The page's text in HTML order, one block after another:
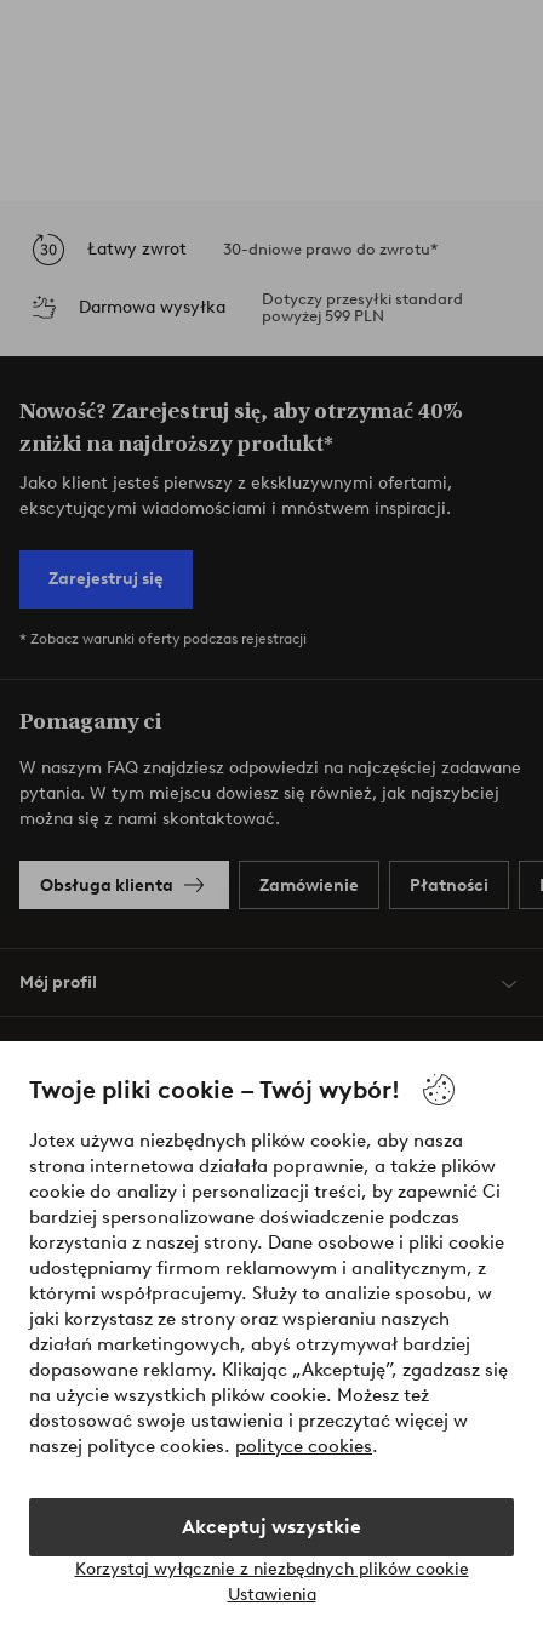
Twoje pliki cookie – Twój wybór!
Jotex używa niezbędnych plików cookie, aby nasza
strona internetowa działała poprawnie, a także plików
cookie do analizy i personalizacji treści, by zapewnić Ci
bardziej spersonalizowane doświadczenie podczas
korzystania z naszej strony. Dane osobowe i pliki cookie
udostępniamy firmom reklamowym i analitycznym, z
którymi współpracujemy. Służy to analizie sposobu, w
jaki korzystasz ze strony oraz wspieraniu naszych
działań marketingowych, abyś otrzymywał bardziej
dopasowane reklamy. Klikając „Akceptuję”, zgadzasz się
na użycie wszystkich plików cookie. Możesz też
dostosować swoje ustawienia i przeczytać więcej w
naszej polityce cookies. polityce cookies.
Akceptuj wszystkie
Korzystaj wyłącznie z niezbędnych plików cookie
Ustawienia
Łatwy zwrot 30-dniowe prawo do zwrotu*
Darmowa wysyłka
Dotyczy przesyłki standard
powyżej 599 PLN
Nowość? Zarejestruj się, aby otrzymać 40%
zniżki na najdroższy produkt*
Jako klient jesteś pierwszy z ekskluzywnymi ofertami,
ekscytującymi wiadomościami i mnóstwem inspiracji.
Zarejestruj się
* Zobacz warunki oferty podczas rejestracji
Pomagamy ci
W naszym FAQ znajdziesz odpowiedzi na najczęściej zadawane
pytania. W tym miejscu dowiesz się również, jak najszybciej
można się z nami skontaktować.
Obsługa klienta Zamówienie Płatności
Mój profil
Warunki
Bezpieczne płatności - zapłać teraz lub podziel się
Chcesz dowiedzieć się więcej o naszych opcjach płatności